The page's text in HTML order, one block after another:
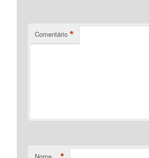
Comentário *
Nome